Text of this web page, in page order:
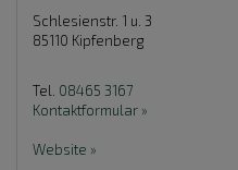
Schlesienstr. 1 u. 3
85110 Kipfenberg
Tel. 08465 3167
Kontaktformular »
Website »